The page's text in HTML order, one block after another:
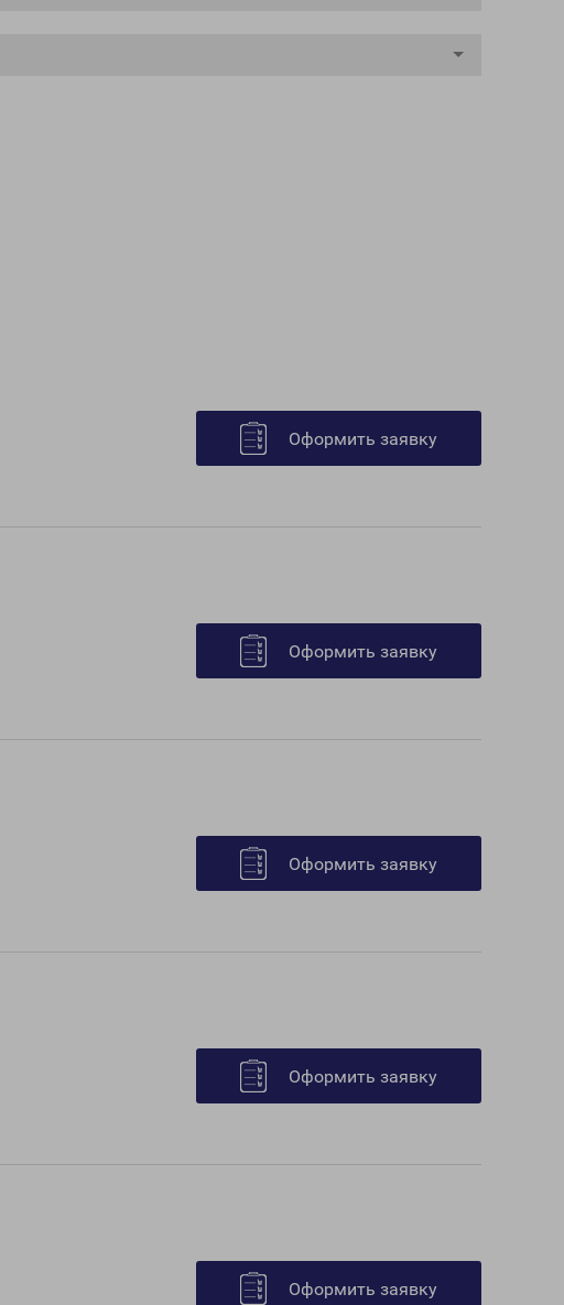
Оформить заявку
Оформить заявку
Оформить заявку
Оформить заявку
Оформить заявку